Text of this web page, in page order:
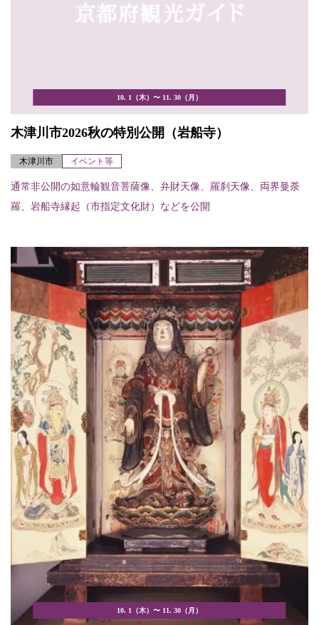
10. 1（木）〜 11. 30（月）
木津川市2026秋の特別公開（岩船寺）
木津川市 イベント等
通常非公開の如意輪観音菩薩像、弁財天像、羅刹天像、両界曼荼
羅、岩船寺縁起（市指定文化財）などを公開
10. 1（木）〜 11. 30（月）